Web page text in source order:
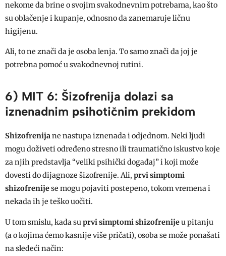
nekome da brine o svojim svakodnevnim potrebama, kao što
su oblačenje i kupanje, odnosno da zanemaruje ličnu
higijenu.
Ali, to ne znači da je osoba lenja. To samo znači da joj je
potrebna pomoć u svakodnevnoj rutini.
6) MIT 6: Šizofrenija dolazi sa
iznenadnim psihotičnim prekidom
Shizofrenijane nastupa iznenada i odjednom. Neki ljudi
mogu doživeti određeno stresno ili traumatično iskustvo koje
za njih predstavlja “veliki psihički događaj” i koji može
dovesti do dijagnoze šizofrenije. Ali, prvi simptomi
shizofrenijese mogu pojaviti postepeno, tokom vremena i
nekada ih je teško uočiti.
U tom smislu, kada suprvi simptomi shizofrenijeu pitanju
(a o kojima ćemo kasnije više pričati), osoba se može ponašati
na sledeći način: